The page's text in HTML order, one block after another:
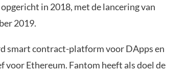
in 2018, met de lancering van
2019.
smart contract-platform voor DApps en
Ethereum. Fantom heeft als doel de